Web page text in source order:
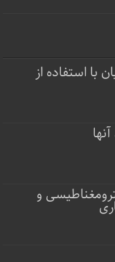
با استفاده از
و